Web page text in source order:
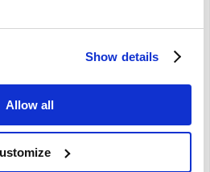
Show details
Allow all
ES 140 164 raamslinger 687299